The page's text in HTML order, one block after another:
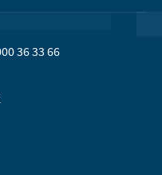
36 33 66